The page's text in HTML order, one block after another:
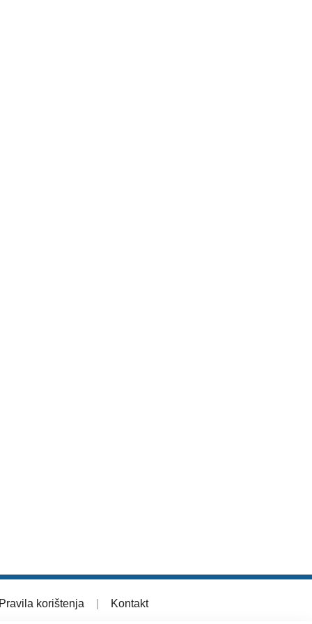
Pravila korištenja Kontakt